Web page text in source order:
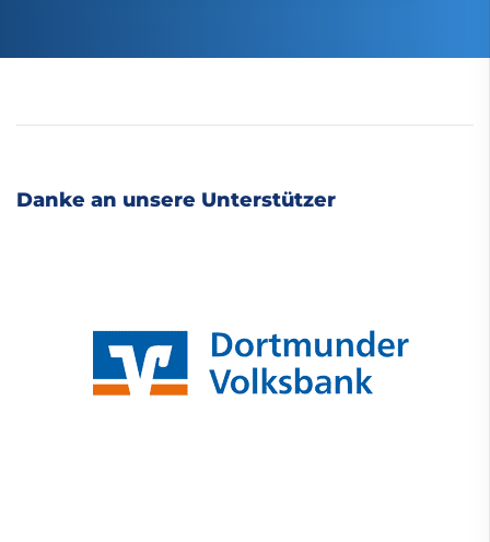
Danke an unsere Unterstützer